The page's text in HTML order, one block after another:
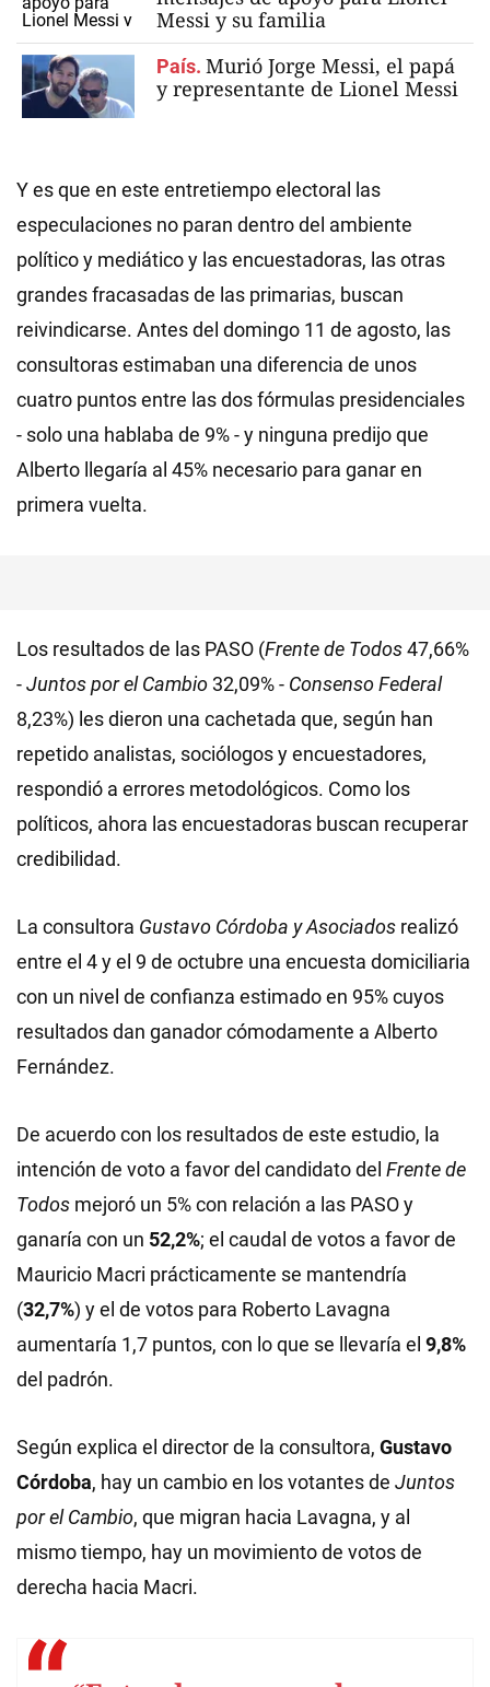
Messi y su familia
País. Murió Jorge Messi, el papá
y representante de Lionel Messi
Y es que en este entretiempo electoral las
especulaciones no paran dentro del ambiente
político y mediático y las encuestadoras, las otras
grandes fracasadas de las primarias, buscan
reivindicarse. Antes del domingo 11 de agosto, las
consultoras estimaban una diferencia de unos
cuatro puntos entre las dos fórmulas presidenciales
- solo una hablaba de 9% - y ninguna predijo que
Alberto llegaría al 45% necesario para ganar en
primera vuelta.
Los resultados de las PASO (Frente de Todos47,66%
-Juntos por el Cambio 32,09% - Consenso Federal
8,23%) les dieron una cachetada que, según han
repetido analistas, sociólogos y encuestadores,
respondió a errores metodológicos. Como los
políticos, ahora las encuestadoras buscan recuperar
credibilidad.
La consultora Gustavo Córdoba y Asociados realizó
entre el 4 y el 9 de octubre una encuesta domiciliaria
con un nivel de confianza estimado en 95% cuyos
resultados dan ganador cómodamente a Alberto
Fernández.
De acuerdo con los resultados de este estudio, la
intención de voto a favor del candidato del Frente de
Todos mejoró un 5% con relación a las PASO y
ganaría con un 52,2%; el caudal de votos a favor de
Mauricio Macri prácticamente se mantendría
(32,7%) y el de votos para Roberto Lavagna
aumentaría 1,7 puntos, con lo que se llevaría el 9,8%
del padrón.
Según explica el director de la consultora, Gustavo
Córdoba, hay un cambio en los votantes de Juntos
por el Cambio, que migran hacia Lavagna, y al
mismo tiempo, hay un movimiento de votos de
derecha hacia Macri.